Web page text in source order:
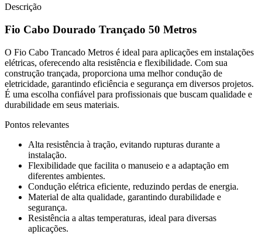
Descrição
Fio Cabo Dourado Trançado 50 Metros
O Fio Cabo Trancado Metros é ideal para aplicações em instalações
elétricas, oferecendo alta resistência e flexibilidade. Com sua
construção trançada, proporciona uma melhor condução de
eletricidade, garantindo eficiência e segurança em diversos projetos.
É uma escolha confiável para profissionais que buscam qualidade e
durabilidade em seus materiais.
Pontos relevantes
Alta resistência à tração, evitando rupturas durante a
instalação.
Flexibilidade que facilita o manuseio e a adaptação em
diferentes ambientes.
Condução elétrica eficiente, reduzindo perdas de energia.
Material de alta qualidade, garantindo durabilidade e
segurança.
Resistência a altas temperaturas, ideal para diversas
aplicações.